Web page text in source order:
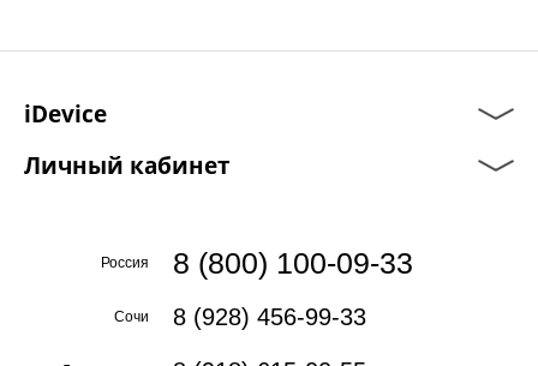
iDevice
Личный кабинет
Россия 8 (800) 100-09-33
Сочи 8 (928) 456-99-33